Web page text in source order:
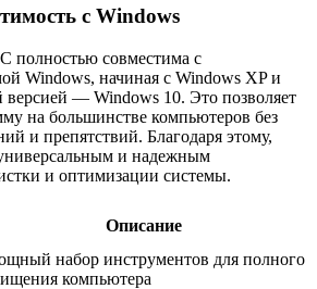
с Windows
полностью совместима с
Windows, начиная с Windows XP и
версией — Windows 10. Это позволяет
на большинстве компьютеров без
и препятствий. Благодаря этому,
и надежным
и оптимизации системы.
Описание
набор инструментов для полного
компьютера